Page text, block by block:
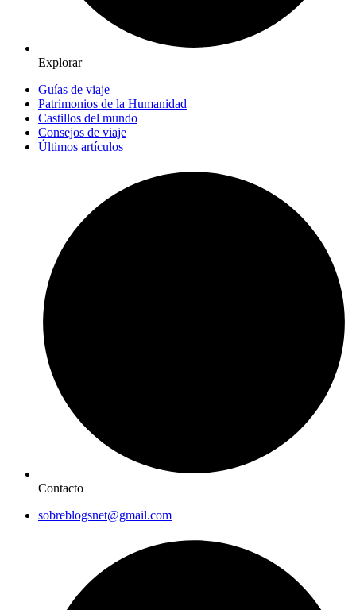
Explorar
Guías de viaje
Patrimonios de la Humanidad
Castillos del mundo
Consejos de viaje
Últimos artículos
Contacto
sobreblogsnet@gmail.com